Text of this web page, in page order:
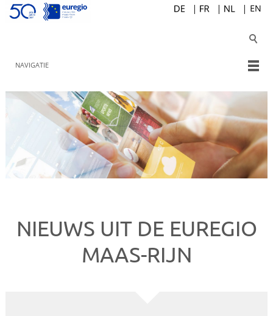
NAVIGATIE
NIEUWS UIT DE EUREGIO
MAAS-RIJN